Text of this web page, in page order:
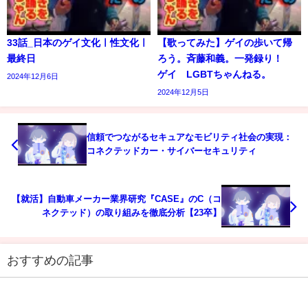
33話_日本のゲイ文化ㅣ性文化ㅣ
最終日
2024年12月6日
【歌ってみた】ゲイの歩いて帰
ろう。斉藤和義。一発録り！
ゲイ LGBTちゃんねる。
2024年12月5日
信頼でつながるセキュアなモビリティ社会の実現：
コネクテッドカー・サイバーセキュリティ
【就活】自動車メーカー業界研究『CASE』のC（コ
ネクテッド）の取り組みを徹底分析【23卒】
おすすめの記事